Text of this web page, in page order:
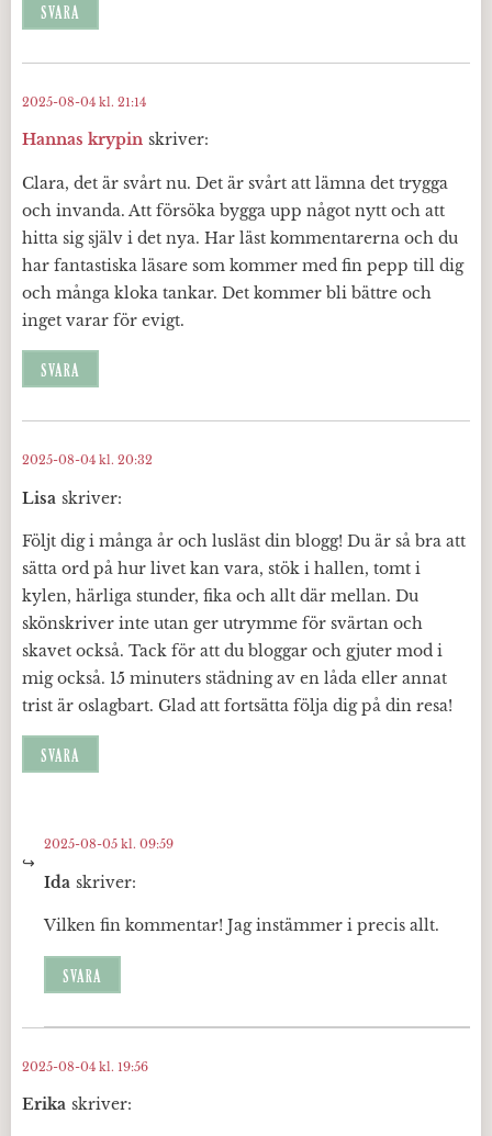
SVARA
Hannas krypin skriver:
2025-08-04 kl. 21:14
Clara, det är svårt nu. Det är svårt att lämna det trygga
och invanda. Att försöka bygga upp något nytt och att
hitta sig själv i det nya. Har läst kommentarerna och du
har fantastiska läsare som kommer med fin pepp till dig
och många kloka tankar. Det kommer bli bättre och
inget varar för evigt.
SVARA
Lisa skriver:
2025-08-04 kl. 20:32
Följt dig i många år och lusläst din blogg! Du är så bra att
sätta ord på hur livet kan vara, stök i hallen, tomt i
kylen, härliga stunder, fika och allt där mellan. Du
skönskriver inte utan ger utrymme för svärtan och
skavet också. Tack för att du bloggar och gjuter mod i
mig också. 15 minuters städning av en låda eller annat
trist är oslagbart. Glad att fortsätta följa dig på din resa!
SVARA
Ida skriver:
2025-08-05 kl. 09:59
Vilken fin kommentar! Jag instämmer i precis allt.
SVARA
Erika skriver:
2025-08-04 kl. 19:56